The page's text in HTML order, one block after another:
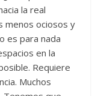
la real
menos ociosos y
es para nada
en la
Requiere
Muchos